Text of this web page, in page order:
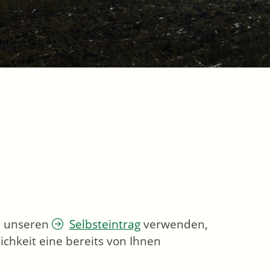
unseren Selbsteintragverwenden,
eine bereits von Ihnen